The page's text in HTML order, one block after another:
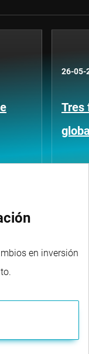
26-05-
Tres
en inversión